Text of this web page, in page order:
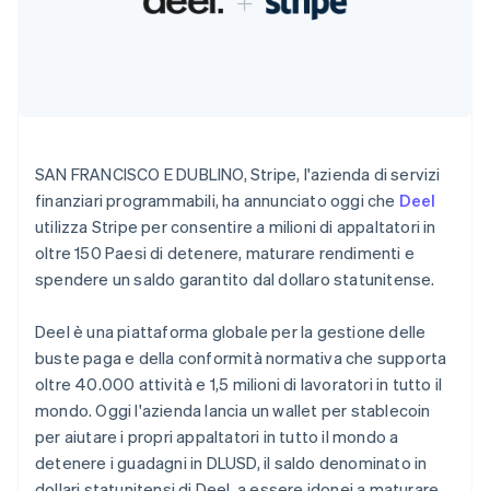
Scopri cosa ti aspetta
Rimozione del carbonio
Identity
Verifica online dell'identità
Stripe Sessions 2026
Scopri come Stripe sta costruendo l'infrastruttura
Guarda ora
SAN FRANCISCO E DUBLINO, Stripe, l'azienda di servizi
finanziari programmabili, ha annunciato oggi che Deel
utilizza Stripe per consentire a milioni di appaltatori in
oltre 150 Paesi di detenere, maturare rendimenti e
spendere un saldo garantito dal dollaro statunitense.
Deel è una piattaforma globale per la gestione delle
buste paga e della conformità normativa che supporta
oltre 40.000 attività e 1,5 milioni di lavoratori in tutto il
mondo. Oggi l'azienda lancia un wallet per stablecoin
per aiutare i propri appaltatori in tutto il mondo a
detenere i guadagni in DLUSD, il saldo denominato in
Australia
English